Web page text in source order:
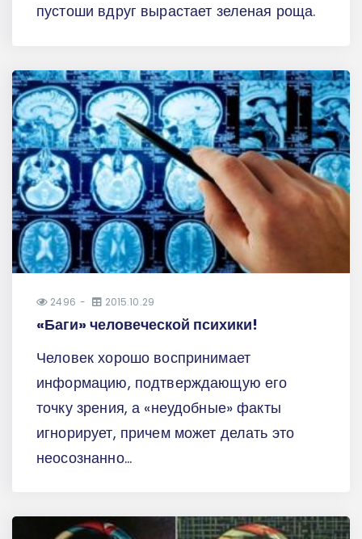
пустоши вдруг вырастает зеленая роща.
2496 2015.10.29
«Баги» человеческой психики!
Человек хорошо воспринимает
информацию, подтверждающую его
точку зрения, а «неудобные» факты
игнорирует, причем может делать это
неосознанно...